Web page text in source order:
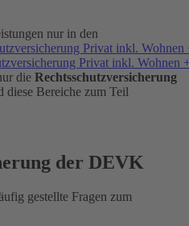
nur in den
Privat inkl. Wohnen
Privat inkl. Wohnen
die Rechtsschutzversicherung
diese Bereiche zum Teil
der DEVK
gestellte Fragen zum